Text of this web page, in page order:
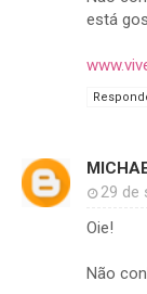
está
29 de
Oie!
Não